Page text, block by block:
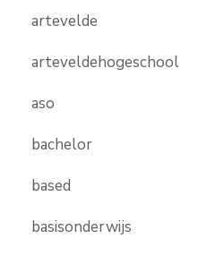
artevelde
arteveldehogeschool
aso
bachelor
based
basisonderwijs